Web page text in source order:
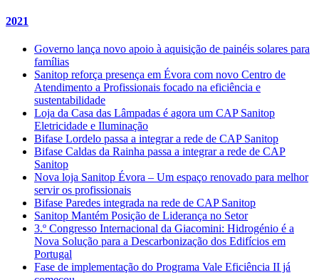
2021
Governo lança novo apoio à aquisição de painéis solares para
famílias
Sanitop reforça presença em Évora com novo Centro de
Atendimento a Profissionais focado na eficiência e
sustentabilidade
Loja da Casa das Lâmpadas é agora um CAP Sanitop
Eletricidade e Iluminação
Bifase Lordelo passa a integrar a rede de CAP Sanitop
Bifase Caldas da Rainha passa a integrar a rede de CAP
Sanitop
Nova loja Sanitop Évora – Um espaço renovado para melhor
servir os profissionais
Bifase Paredes integrada na rede de CAP Sanitop
Sanitop Mantém Posição de Liderança no Setor
3.º Congresso Internacional da Giacomini: Hidrogénio é a
Nova Solução para a Descarbonização dos Edifícios em
Portugal
Fase de implementação do Programa Vale Eficiência II já